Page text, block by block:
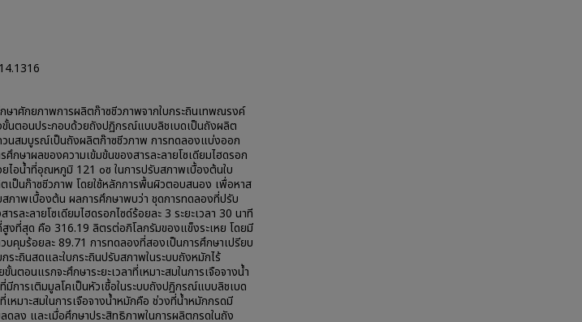
าศักยภาพการผลิตก๊าซชีวภาพจากใบกระถินเทพณรงค์
ขั้นตอนประกอบด้วยถังปฏิกรณ์แบบลิชเบดเป็นถังผลิต
นสมบูรณ์เป็นถังผลิตก๊าซชีวภาพ การทดลองแบ่งออก
กษาผลของความเข้มข้นของสารละลายโซเดียมไฮดรอก
วยไอน้ำที่อุณหภูมิ 121 ๐ซ ในการปรับสภาพเบื้องต้นใบ
เป็นก๊าซชีวภาพ โดยใช้หลักการพื้นผิวตอบสนอง เพื่อหาส
สภาพเบื้องต้น ผลการศึกษาพบว่า ชุดการทดลองที่ปรับ
รละลายโซเดียมไฮดรอกไซด์ร้อยละ 3 ระยะเวลา 30 นาที
งที่สุด คือ 316.19 ลิตรต่อกิโลกรัมของแข็งระเหย โดยมี
คุมร้อยละ 89.71 การทดลองที่สองเป็นการศึกษาเปรียบ
ระถินสดและใบกระถินปรับสภาพในระบบถังหมักไร้
ตอนแรกจะศึกษาระยะเวลาที่เหมาะสมในการเจือจางน้ำ
มีการเติมมูลโคเป็นหัวเชื้อในระบบถังปฏิกรณ์แบบลิชเบด
เหมาะสมในการเจือจางน้ำหมักคือ ช่วงที่น้ำหมักกรดมี
ดลง และเมื่อศึกษาประสิทธิภาพในการผลิตกรดในถัง